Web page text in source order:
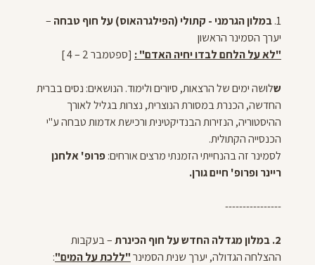
1. במלון הגרמני - קתולי (הפילגרהאוס) על חוף טבחה –
יערך הסמינר הראשון
"לא על הלחם לבדו יחיה האדם" : [ספטמבר 2 – 4 ]
שלושה ימים של הרצאות, סיורים ולימוד. הנושאים: נסים בברית
החדשה, הכנרת במסורת הנוצרית, נצרות בגליל לאורך
ההיסטוריה, הנזירות הבנדיקטינית ורכישת אדמות טבחה ע"י
הכנסייה הקתולית.
לסמינר זה בהנחייתיהזמנתי מרצים אורחים:פרופ' אלחנן
ריינר ופרופ' חיים גורן.
----------------
2. במלון מגדלה החדשעל חוף הכינרת– בעקבות
ההצלחה הגדולה, יערך שנית הסמינר"ללכת על המים":